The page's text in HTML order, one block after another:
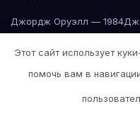
Джордж Оруэлл — 1984
Донна Тартт — ЩеголДубай
ДубайДубайДубайДубай
ДубайДубай
Этот сайт использует
помочь вам в